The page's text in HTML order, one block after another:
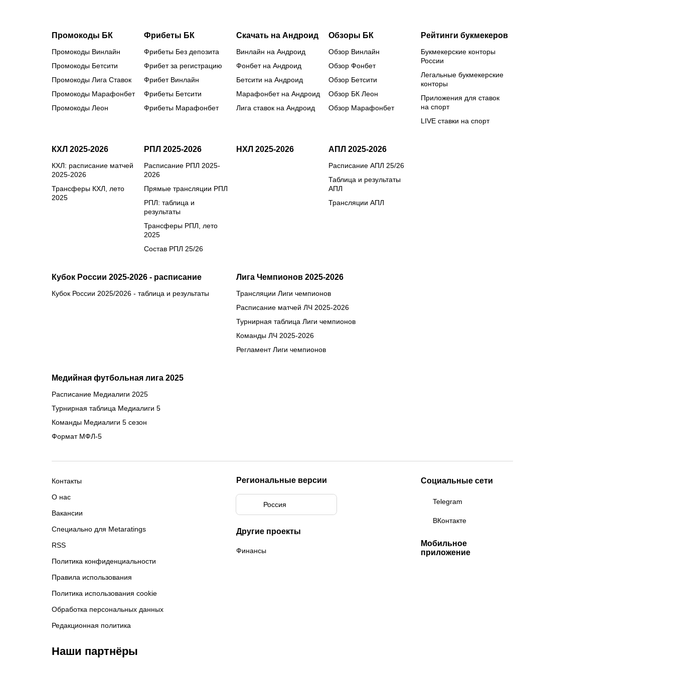
Промокоды БК
Промокоды Винлайн
Промокоды Бетсити
Промокоды Лига Ставок
Промокоды Марафонбет
Промокоды Леон
Фрибеты БК
Фрибеты Без депозита
Фрибет за регистрацию
Фрибет Винлайн
Фрибеты Бетсити
Фрибеты Марафонбет
Скачать на Андроид
Винлайн на Андроид
Фонбет на Андроид
Бетсити на Андроид
Марафонбет на Андроид
Лига ставок на Андроид
Обзоры БК
Обзор Винлайн
Обзор Фонбет
Обзор Бетсити
Обзор БК Леон
Обзор Марафонбет
Рейтинги букмекеров
Букмекерские конторы
России
Легальные букмекерские
конторы
Приложения для ставок
на спорт
LIVE ставки на спорт
КХЛ 2025-2026
КХЛ: расписание матчей
2025-2026
Трансферы КХЛ, лето
2025
РПЛ 2025-2026
Расписание РПЛ 2025-
2026
Прямые трансляции РПЛ
РПЛ: таблица и
результаты
Трансферы РПЛ, лето
2025
Состав РПЛ 25/26
НХЛ 2025-2026 АПЛ 2025-2026
Расписание АПЛ 25/26
Таблица и результаты
АПЛ
Трансляции АПЛ
Кубок России 2025-2026 - расписание
Кубок России 2025/2026 - таблица и результаты
Лига Чемпионов 2025-2026
Трансляции Лиги чемпионов
Расписание матчей ЛЧ 2025-2026
Турнирная таблица Лиги чемпионов
Команды ЛЧ 2025-2026
Регламент Лиги чемпионов
Медийная футбольная лига 2025
Расписание Медиалиги 2025
Турнирная таблица Медиалиги 5
Команды Медиалиги 5 сезон
Формат МФЛ-5
Контакты
О нас
Вакансии
Специально для Metaratings
RSS
Политика конфиденциальности
Правила использования
Политика использования cookie
Обработка персональных данных
Редакционная политика
Региональные версии
Россия
Другие проекты
Финансы
Социальные сети
Telegram
ВКонтакте
Мобильное
приложение
Наши партнёры